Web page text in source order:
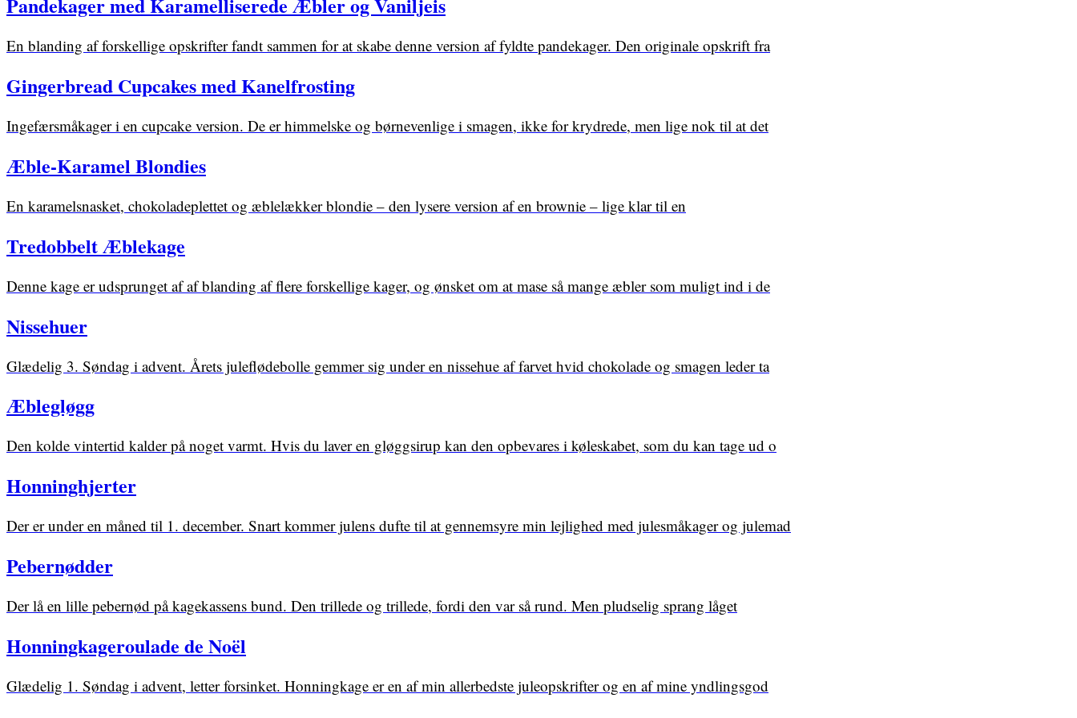
En blanding af forskellige opskrifter fandt sammen for at skabe denne version af fyldte pandekager. Den originale opskrift fra
Gingerbread Cupcakes med Kanelfrosting
Ingefærsmåkager i en cupcake version. De er himmelske og børnevenlige i smagen, ikke for krydrede, men lige nok til at det
Æble-Karamel Blondies
En karamelsnasket, chokoladeplettet og æblelækker blondie – den lysere version af en brownie – lige klar til en
Tredobbelt Æblekage
Denne kage er udsprunget af af blanding af flere forskellige kager, og ønsket om at mase så mange æbler som muligt ind i de
Nissehuer
Glædelig 3. Søndag i advent. Årets juleflødebolle gemmer sig under en nissehue af farvet hvid chokolade og smagen leder ta
Æblegløgg
Den kolde vintertid kalder på noget varmt. Hvis du laver en gløggsirup kan den opbevares i køleskabet, som du kan tage ud o
Honninghjerter
Der er under en måned til 1. december. Snart kommer julens dufte til at gennemsyre min lejlighed med julesmåkager og julemad
Pebernødder
Der lå en lille pebernød på kagekassens bund. Den trillede og trillede, fordi den var så rund. Men pludselig sprang låget
Honningkageroulade de Noël
Glædelig 1. Søndag i advent, letter forsinket. Honningkage er en af min allerbedste juleopskrifter og en af mine yndlingsgod